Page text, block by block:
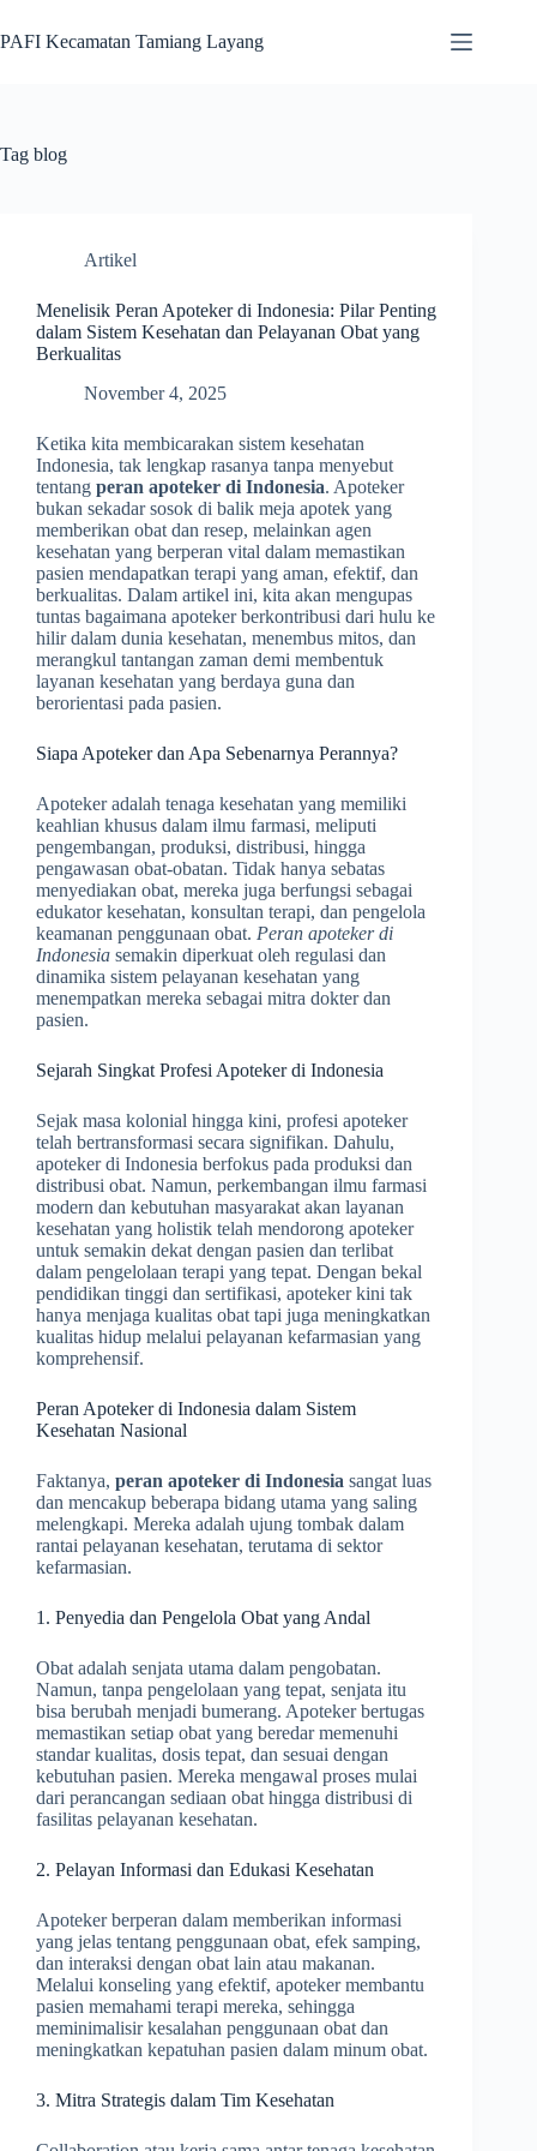
to
content
PAFI Kecamatan Tamiang Layang
Tag blog
Artikel
Menelisik Peran Apoteker di Indonesia: Pilar Penting
dalam Sistem Kesehatan dan Pelayanan Obat yang
Berkualitas
November 4, 2025
Ketika kita membicarakan sistem kesehatan
Indonesia, tak lengkap rasanya tanpa menyebut
tentang peran apoteker di Indonesia. Apoteker
bukan sekadar sosok di balik meja apotek yang
memberikan obat dan resep, melainkan agen
kesehatan yang berperan vital dalam memastikan
pasien mendapatkan terapi yang aman, efektif, dan
berkualitas. Dalam artikel ini, kita akan mengupas
tuntas bagaimana apoteker berkontribusi dari hulu ke
hilir dalam dunia kesehatan, menembus mitos, dan
merangkul tantangan zaman demi membentuk
layanan kesehatan yang berdaya guna dan
berorientasi pada pasien.
Siapa Apoteker dan Apa Sebenarnya Perannya?
Apoteker adalah tenaga kesehatan yang memiliki
keahlian khusus dalam ilmu farmasi, meliputi
pengembangan, produksi, distribusi, hingga
pengawasan obat-obatan. Tidak hanya sebatas
menyediakan obat, mereka juga berfungsi sebagai
edukator kesehatan, konsultan terapi, dan pengelola
keamanan penggunaan obat. Peran apoteker di
Indonesia semakin diperkuat oleh regulasi dan
dinamika sistem pelayanan kesehatan yang
menempatkan mereka sebagai mitra dokter dan
pasien.
Sejarah Singkat Profesi Apoteker di Indonesia
Sejak masa kolonial hingga kini, profesi apoteker
telah bertransformasi secara signifikan. Dahulu,
apoteker di Indonesia berfokus pada produksi dan
distribusi obat. Namun, perkembangan ilmu farmasi
modern dan kebutuhan masyarakat akan layanan
kesehatan yang holistik telah mendorong apoteker
untuk semakin dekat dengan pasien dan terlibat
dalam pengelolaan terapi yang tepat. Dengan bekal
pendidikan tinggi dan sertifikasi, apoteker kini tak
hanya menjaga kualitas obat tapi juga meningkatkan
kualitas hidup melalui pelayanan kefarmasian yang
komprehensif.
Peran Apoteker di Indonesia dalam Sistem
Kesehatan Nasional
Faktanya, peran apoteker di Indonesia sangat luas
dan mencakup beberapa bidang utama yang saling
melengkapi. Mereka adalah ujung tombak dalam
rantai pelayanan kesehatan, terutama di sektor
kefarmasian.
1. Penyedia dan Pengelola Obat yang Andal
Obat adalah senjata utama dalam pengobatan.
Namun, tanpa pengelolaan yang tepat, senjata itu
bisa berubah menjadi bumerang. Apoteker bertugas
memastikan setiap obat yang beredar memenuhi
standar kualitas, dosis tepat, dan sesuai dengan
kebutuhan pasien. Mereka mengawal proses mulai
dari perancangan sediaan obat hingga distribusi di
fasilitas pelayanan kesehatan.
2. Pelayan Informasi dan Edukasi Kesehatan
Apoteker berperan dalam memberikan informasi
yang jelas tentang penggunaan obat, efek samping,
dan interaksi dengan obat lain atau makanan.
Melalui konseling yang efektif, apoteker membantu
pasien memahami terapi mereka, sehingga
meminimalisir kesalahan penggunaan obat dan
meningkatkan kepatuhan pasien dalam minum obat.
3. Mitra Strategis dalam Tim Kesehatan